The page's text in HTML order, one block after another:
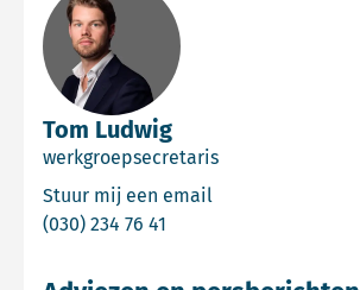
Tom Ludwig
werkgroepsecretaris
Stuur mij een email
(030) 234 76 41